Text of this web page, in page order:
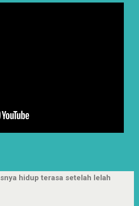
hidup terasa setelah lelah